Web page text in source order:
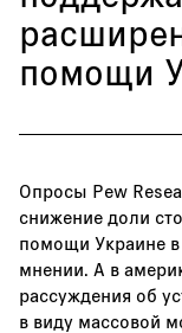
помощи
Опросы Pew
снижение доли
помощи Украине
мнении. А в
рассуждения об
в виду массовой